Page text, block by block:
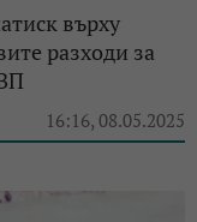
върху
разходи за
16:16, 08.05.2025